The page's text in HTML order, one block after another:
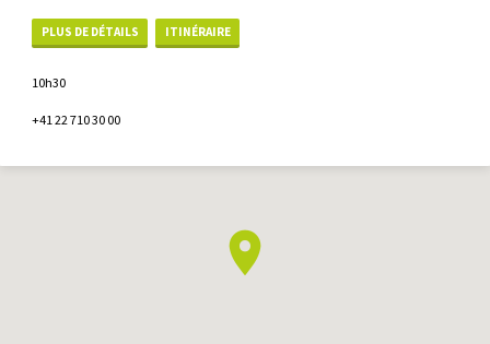
PLUS DE DÉTAILS ITINÉRAIRE
10h30
+41 22 710 30 00